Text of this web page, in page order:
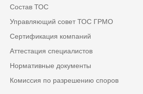
Состав ТОС
Управляющий совет ТОС ГРМО
Сертификация компаний
Аттестация специалистов
Нормативные документы
Комиссия по разрешению споров